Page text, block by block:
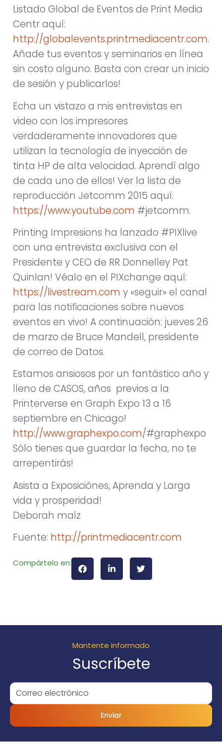
Listado Global de Eventos de Print Media
Centr aquí:
http://globalevents.printmediacentr.com.
Añade tus eventos y seminarios en línea
sin costo alguno. Basta con crear un inicio
de sesión y publicarlos!
Echa un vistazo a mis entrevistas en
video con los impresores
verdaderamente innovadores que
utilizan la tecnología de inyección de
tinta HP de alta velocidad. Aprendí algo
de cada uno de ellos! Ver la lista de
reproducción Jetcomm 2015 aquí:
https://www.youtube.com #jetcomm.
Printing Impresions ha lanzado #PIXlive
con una entrevista exclusiva con el
Presidente y CEO de RR Donnelley Pat
Quinlan! Véalo en el PIXchange aquí:
https://livestream.com y «seguir» el canal
para las notificaciones sobre nuevos
eventos en vivo! A continuación: jueves 26
de marzo de Bruce Mandell, presidente
de correo de Datos.
Estamos ansiosos por un fantástico año y
lleno de CASOS, años previos a la
Printerverse en Graph Expo 13 a 16
septiembre en Chicago!
http://www.graphexpo.com/#graphexpo
Sólo tienes que guardar la fecha, no te
arrepentirás!
Asista a Exposiciónes, Aprenda y Larga
vida y prosperidad!
Deborah maíz
Fuente: http://printmediacentr.com
Compártelo en:
Mantente informado
Suscríbete
Enviar